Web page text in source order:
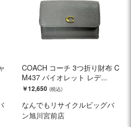
COACH コーチ 3つ折り財布 C
M437 バイオレット レデ...
￥12,650
なんでもリサイクルビッグバ
ン旭川宮前店